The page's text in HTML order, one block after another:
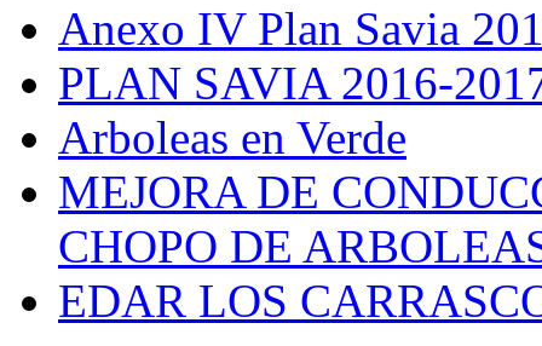
Anexo IV Plan Savia
PLAN SAVIA 2016-
Arboleas en Verde
MEJORA DE
CHOPO DE
EDAR LOS